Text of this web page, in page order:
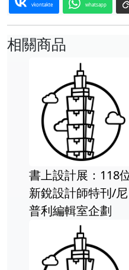
vkontakte whatsapp
相關商品
書上設計展：118位
新銳設計師特刊/尼
普利編輯室企劃